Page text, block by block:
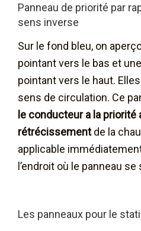
Panneau de priorité par
sens inverse
Sur le fond bleu, on
pointant vers le bas et
pointant vers le haut.
sens de circulation. Ce
le conducteur a la priorité
rétrécissementde la
applicable
l’endroit où le panneau se
Les panneaux pour le